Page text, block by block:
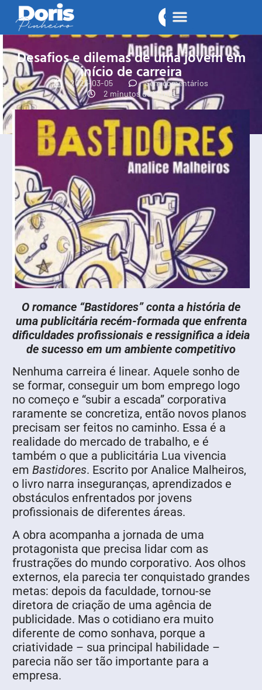
Desafios e dilemas de uma jovem em
início de carreira
2025-03-05
Sem comentários
2 minutos de leitura
O romance “Bastidores” conta a história de
uma publicitária recém-formada que enfrenta
dificuldades profissionais e ressignifica a ideia
de sucesso em um ambiente competitivo
Nenhuma carreira é linear. Aquele sonho de
se formar, conseguir um bom emprego logo
no começo e “subir a escada” corporativa
raramente se concretiza, então novos planos
precisam ser feitos no caminho. Essa é a
realidade do mercado de trabalho, e é
também o que a publicitária Lua vivencia
em Bastidores. Escrito por Analice Malheiros,
o livro narra inseguranças, aprendizados e
obstáculos enfrentados por jovens
profissionais de diferentes áreas.
A obra acompanha a jornada de uma
protagonista que precisa lidar com as
frustrações do mundo corporativo. Aos olhos
externos, ela parecia ter conquistado grandes
metas: depois da faculdade, tornou-se
diretora de criação de uma agência de
publicidade. Mas o cotidiano era muito
diferente de como sonhava, porque a
criatividade – sua principal habilidade –
parecia não ser tão importante para a
empresa.